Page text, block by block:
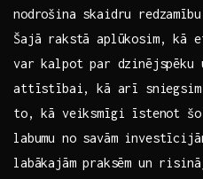
nodrošina skaidru
Šajā rakstā aplūkosim, kā‌
var ​kalpot par dzinējspēku
attīstībai, ​kā arī sniegsim‍
to, kā veiksmīgi īstenot‍ šo
labumu no savām
labākajām ⁤praksēm un